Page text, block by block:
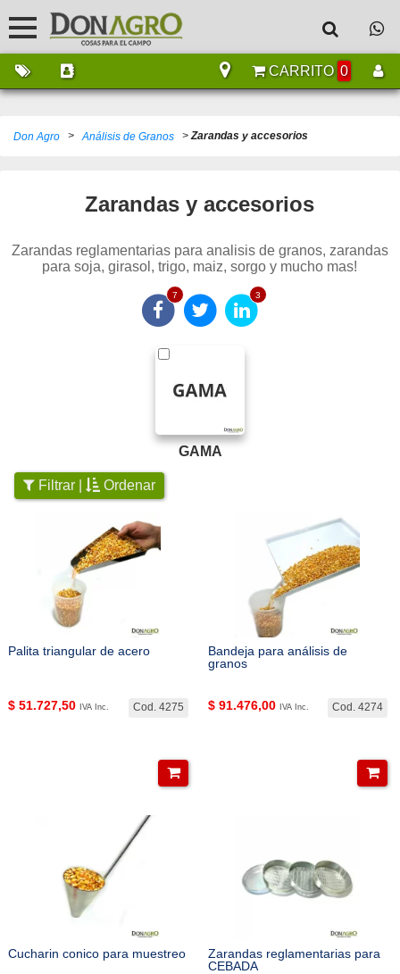
CARRITO 0
Don Agro > Análisis de Granos > Zarandas y accesorios
Zarandas y accesorios
Zarandas reglamentarias para analisis de granos, zarandas
para soja, girasol, trigo, maiz, sorgo y mucho mas!
7 3
GAMA
Filtrar | Ordenar
Palita triangular de acero
Cod. 4275
$ 51.727,50 IVA Inc.
Bandeja para análisis de
granos
Cod. 4274
$ 91.476,00 IVA Inc.
Cucharin conico para muestreo
Zarandas reglamentarias para
CEBADA